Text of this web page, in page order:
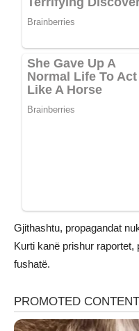
Gjithashtu, propagandat
Kurti kanë prishur
fushatë.